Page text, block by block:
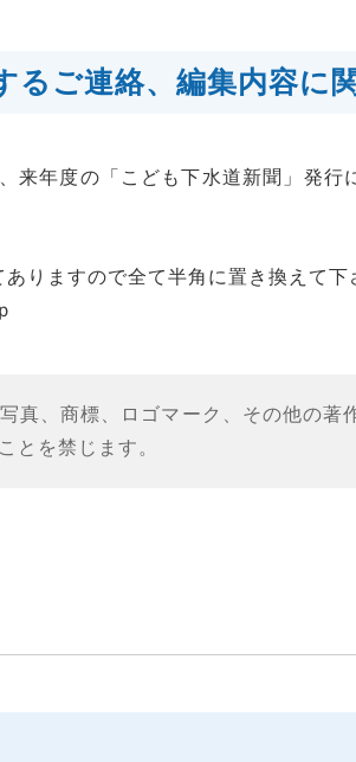
るご連絡、編集内容に
来年度の「こども下水道新聞」発
りますので全て半角に置き換えて下
真、商標、ロゴマーク、その他の
とを禁じます。